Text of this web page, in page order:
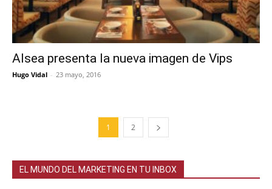
Alsea presenta la nueva imagen de Vips
Hugo Vidal - 23 mayo, 2016
1 2
EL MUNDO DEL MARKETING EN TU INBOX